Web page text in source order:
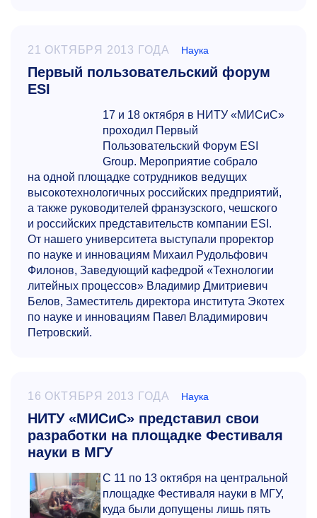
21 ОКТЯБРЯ 2013 ГОДА Наука
Первый пользовательский форум
ESI
17 и 18 октября в НИТУ «МИСиС»
проходил Первый
Пользовательский Форум ESI
Group. Мероприятие собрало
на одной площадке сотрудников ведущих
высокотехнологичных российских предприятий,
а также руководителей франзузского, чешского
и российских представительств компании ESI.
От нашего университета выступали проректор
по науке и инновациям Михаил Рудольфович
Филонов, Заведующий кафедрой «Технологии
литейных процессов» Владимир Дмитриевич
Белов, Заместитель директора института Экотех
по науке и инновациям Павел Владимирович
Петровский.
16 ОКТЯБРЯ 2013 ГОДА Наука
НИТУ «МИСиС» представил свои
разработки на площадке Фестиваля
науки в МГУ
С 11 по 13 октября на центральной
площадке Фестиваля науки в МГУ,
куда были допущены лишь пять